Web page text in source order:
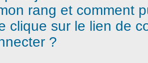
rang et comment
clique sur le lien de
?